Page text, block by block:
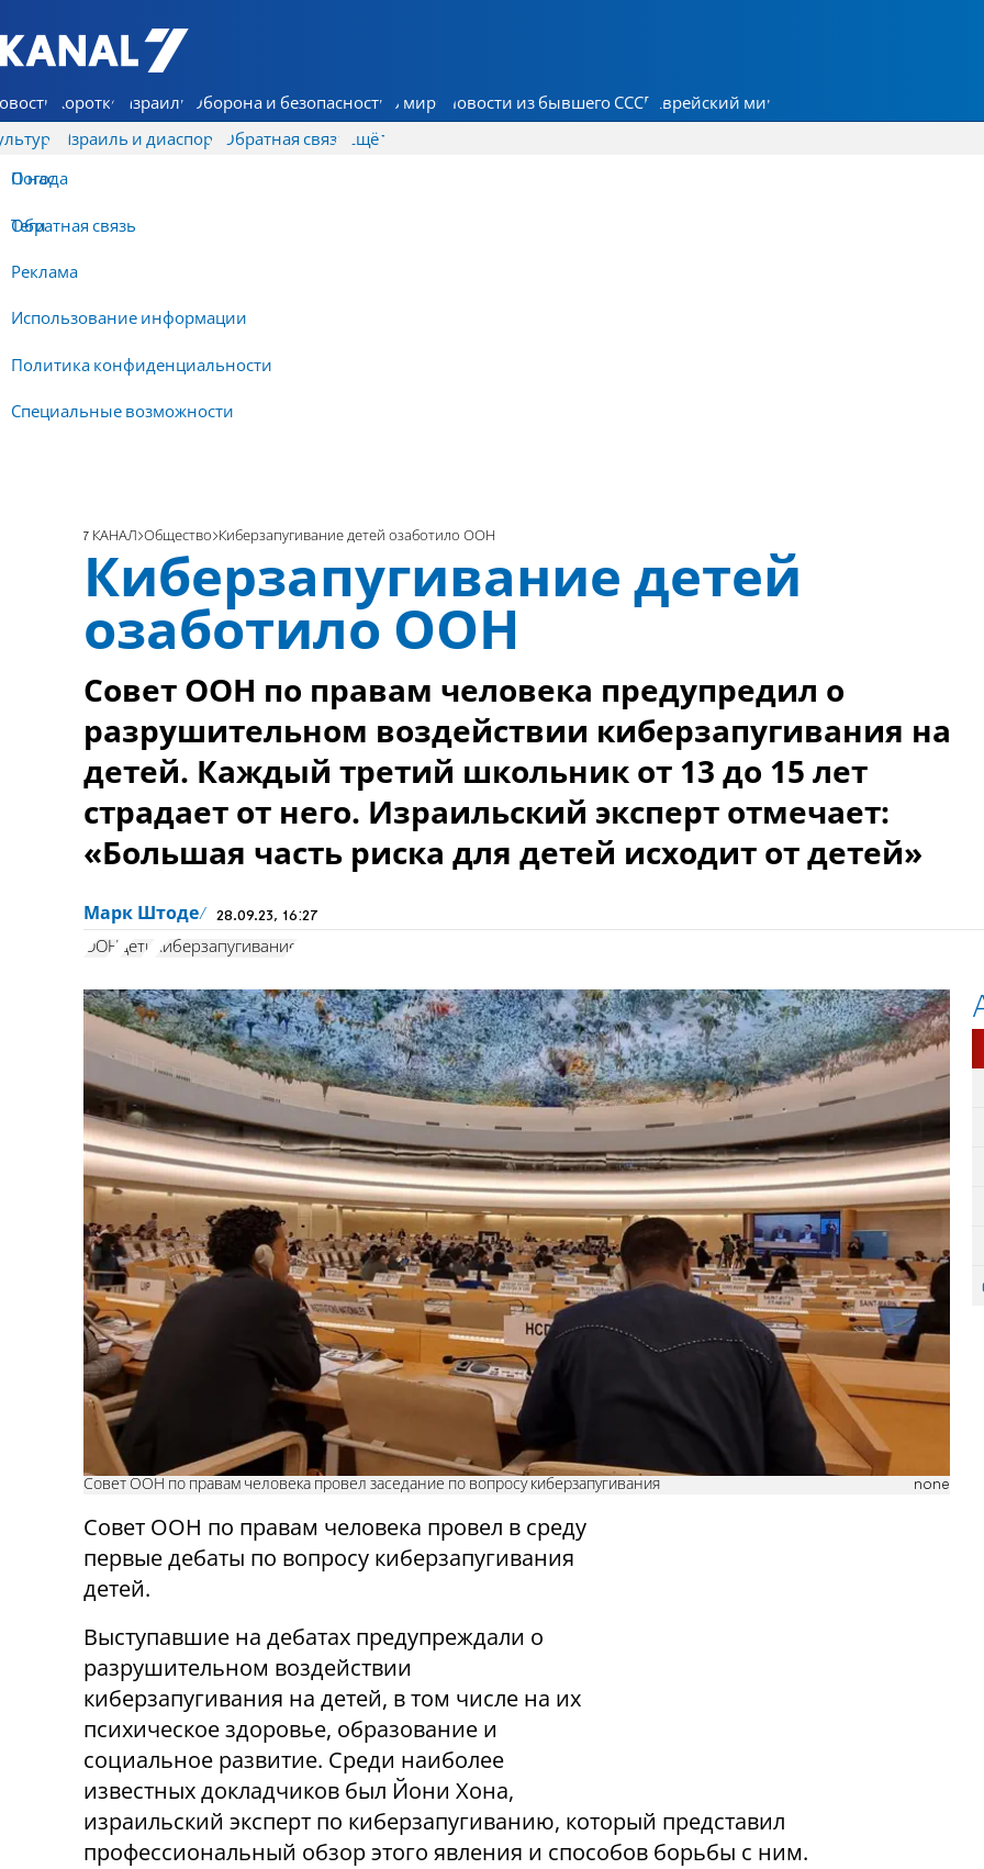
7 КАНАЛ - Аруц Шева
Коротко Израиль Оборона и безопасность В мире Новости из бывшего СССР Еврейский мир
Израиль и диаспора Обратная связь
О нас
Обратная связь
Реклама
Использование информации
Политика конфиденциальности
Специальные возможности
Ещё
Погода
Теги
7 КАНАЛ Общество Киберзапугивание детей озаботило ООН
Киберзапугивание детей
озаботило ООН
Совет ООН по правам человека предупредил о
разрушительном воздействии киберзапугивания на
детей. Каждый третий школьник от 13 до 15 лет
страдает от него. Израильский эксперт отмечает:
«Большая часть риска для детей исходит от детей»
Марк Штоде 28.09.23, 16:27
ООН дети киберзапугивание
Совет ООН по правам человека провел заседание по вопросу киберзапугивания none
Совет ООН по правам человека провел в среду
первые дебаты по вопросу киберзапугивания
детей.
Выступавшие на дебатах предупреждали о
разрушительном воздействии
киберзапугивания на детей, в том числе на их
психическое здоровье, образование и
социальное развитие. Среди наиболее
известных докладчиков был Йони Хона,
израильский эксперт по киберзапугиванию, который представил
профессиональный обзор этого явления и способов борьбы с ним.